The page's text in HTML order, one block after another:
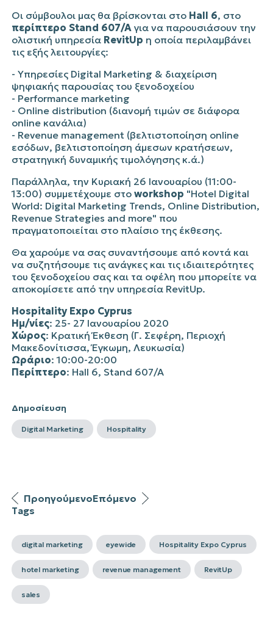
Οι σύμβουλοι μας θα βρίσκονται στο Hall 6, στο
περίπτερο Stand 607/Aγια να παρουσιάσουν την
ολιστική υπηρεσία RevitUp η οποία περιλαμβάνει
τις εξής λειτουργίες:
- Υπηρεσίες Digital Marketing & διαχείριση
ψηφιακής παρουσίας του ξενοδοχείου
- Performance marketing
- Online distribution (διανομή τιμών σε διάφορα
online κανάλια)
- Revenue management (βελτιστοποίηση online
εσόδων, βελτιστοποίηση άμεσων κρατήσεων,
στρατηγική δυναμικής τιμολόγησης κ.ά.)
Παράλληλα, την Κυριακή 26 Ιανουαρίου (11:00-
13:00) συμμετέχουμε στο workshop "Hotel Digital
World: Digital Marketing Trends, Online Distribution,
Revenue Strategies and more" που
πραγματοποιείται στο πλαίσιο της έκθεσης.
Θα χαρούμε να σας συναντήσουμε από κοντά και
να συζητήσουμε τις ανάγκες και τις ιδιαιτερότητες
του ξενοδοχείου σας και τα οφέλη που μπορείτε να
αποκομίσετε από την υπηρεσία RevitUp.
Hospitality Expo Cyprus
Ημ/νίες: 25- 27 Ιανουαρίου 2020
Χώρος: Κρατική Έκθεση (Γ. Σεφέρη, Περιοχή
Μακεδονίτισσα, Έγκωμη, Λευκωσία)
Ωράριο: 10:00-20:00
Περίπτερο: Hall 6, Stand 607/A
Δημοσίευση
Digital Marketing Hospitality
ΠροηγούμενοΕπόμενο
Tags
digital marketing eyewide Hospitality Expo Cyprus
hotel marketing revenue management RevitUp
sales